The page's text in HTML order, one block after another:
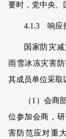
要时，党中央、
4.1.3 响应
国家防灾
雨雪冰冻灾害
其成员单位采取
（1）会商
位参加会商，
害防范应对重